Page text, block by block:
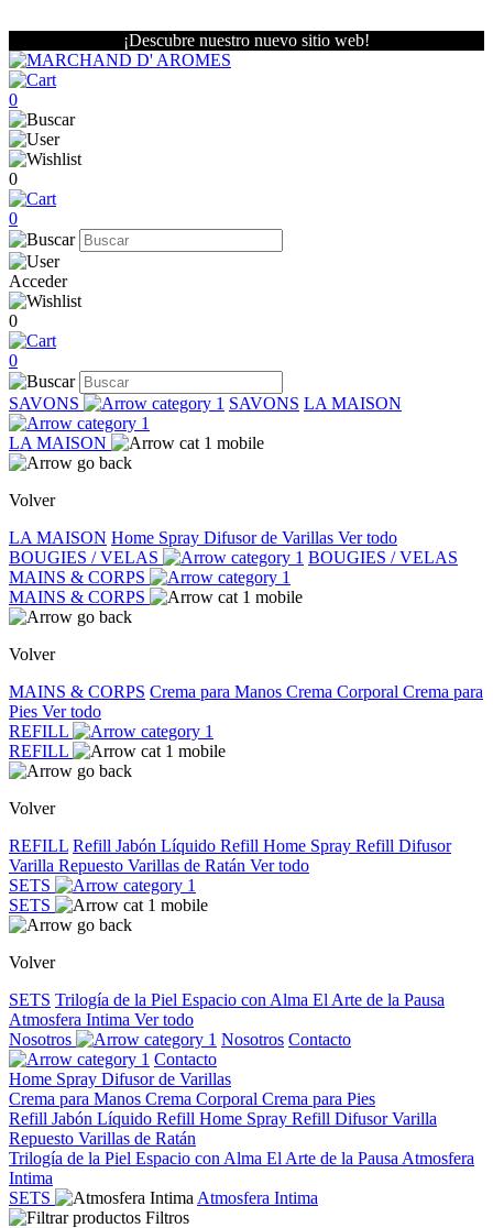
¡Descubre nuestro nuevo sitio web!
0
0
0
Acceder
0
0
SAVONS SAVONS LA MAISON
LA MAISON
Volver
LA MAISON Home Spray Difusor de Varillas Ver todo
BOUGIES / VELAS
BOUGIES / VELAS
MAINS & CORPS
MAINS & CORPS
Volver
MAINS & CORPS Crema para Manos Crema Corporal Crema para
Pies Ver todo
REFILL
REFILL
Volver
REFILL Refill Jabón Líquido Refill Home Spray Refill Difusor
Varilla Repuesto Varillas de Ratán Ver todo
SETS
SETS
Volver
SETS Trilogía de la Piel Espacio con Alma El Arte de la Pausa
Atmosfera Intima Ver todo
Nosotros
Nosotros Contacto
Contacto
Home Spray Difusor de Varillas
Crema para Manos Crema Corporal Crema para Pies
Refill Jabón Líquido Refill Home Spray Refill Difusor Varilla
Repuesto Varillas de Ratán
Trilogía de la Piel Espacio con Alma El Arte de la Pausa Atmosfera
Intima
SETS
Atmosfera Intima
Filtros